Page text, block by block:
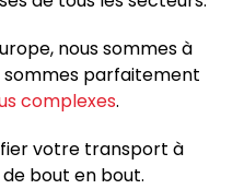
nous sommes à
sommes parfaitement
complexes.
votre transport à
bout en bout.